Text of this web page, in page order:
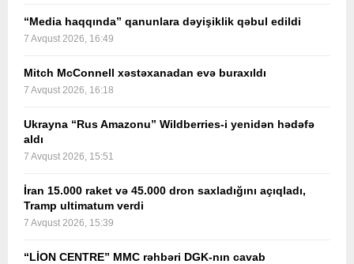
“Media haqqında” qanunlara dəyişiklik qəbul edildi
7 Avqust 2026, 16:49
Mitch McConnell xəstəxanadan evə buraxıldı
7 Avqust 2026, 16:18
Ukrayna “Rus Amazonu” Wildberries-i yenidən hədəfə
aldı
7 Avqust 2026, 15:51
İran 15.000 raket və 45.000 dron saxladığını açıqladı,
Tramp ultimatum verdi
7 Avqust 2026, 15:39
“LİON CENTRE” MMC rəhbəri DGK-nın cavab